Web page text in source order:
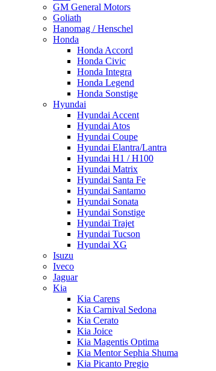
GM General Motors
Goliath
Hanomag / Henschel
Honda
Honda Accord
Honda Civic
Honda Integra
Honda Legend
Honda Sonstige
Hyundai
Hyundai Accent
Hyundai Atos
Hyundai Coupe
Hyundai Elantra/Lantra
Hyundai H1 / H100
Hyundai Matrix
Hyundai Santa Fe
Hyundai Santamo
Hyundai Sonata
Hyundai Sonstige
Hyundai Trajet
Hyundai Tucson
Hyundai XG
Isuzu
Iveco
Jaguar
Kia
Kia Carens
Kia Carnival Sedona
Kia Cerato
Kia Joice
Kia Magentis Optima
Kia Mentor Sephia Shuma
Kia Picanto Pregio